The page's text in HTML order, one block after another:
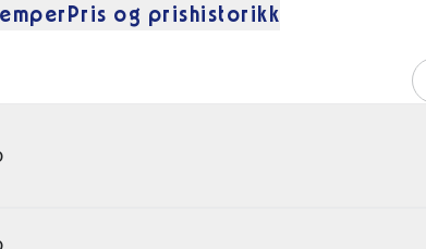
Pris og prishistorikk